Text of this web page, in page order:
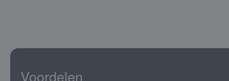
Voordelen